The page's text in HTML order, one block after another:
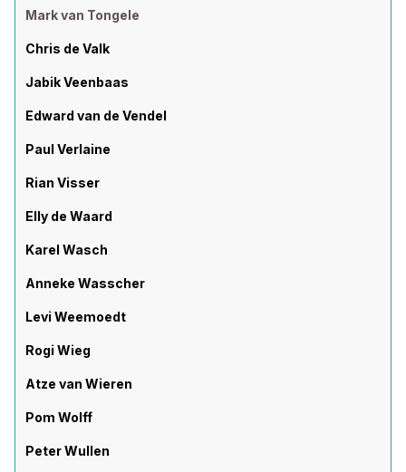
Mark van Tongele
Chris de Valk
Jabik Veenbaas
Edward van de Vendel
Paul Verlaine
Rian Visser
Elly de Waard
Karel Wasch
Anneke Wasscher
Levi Weemoedt
Rogi Wieg
Atze van Wieren
Pom Wolff
Peter Wullen